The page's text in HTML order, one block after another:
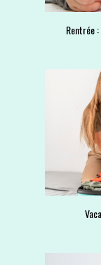
Rentrée